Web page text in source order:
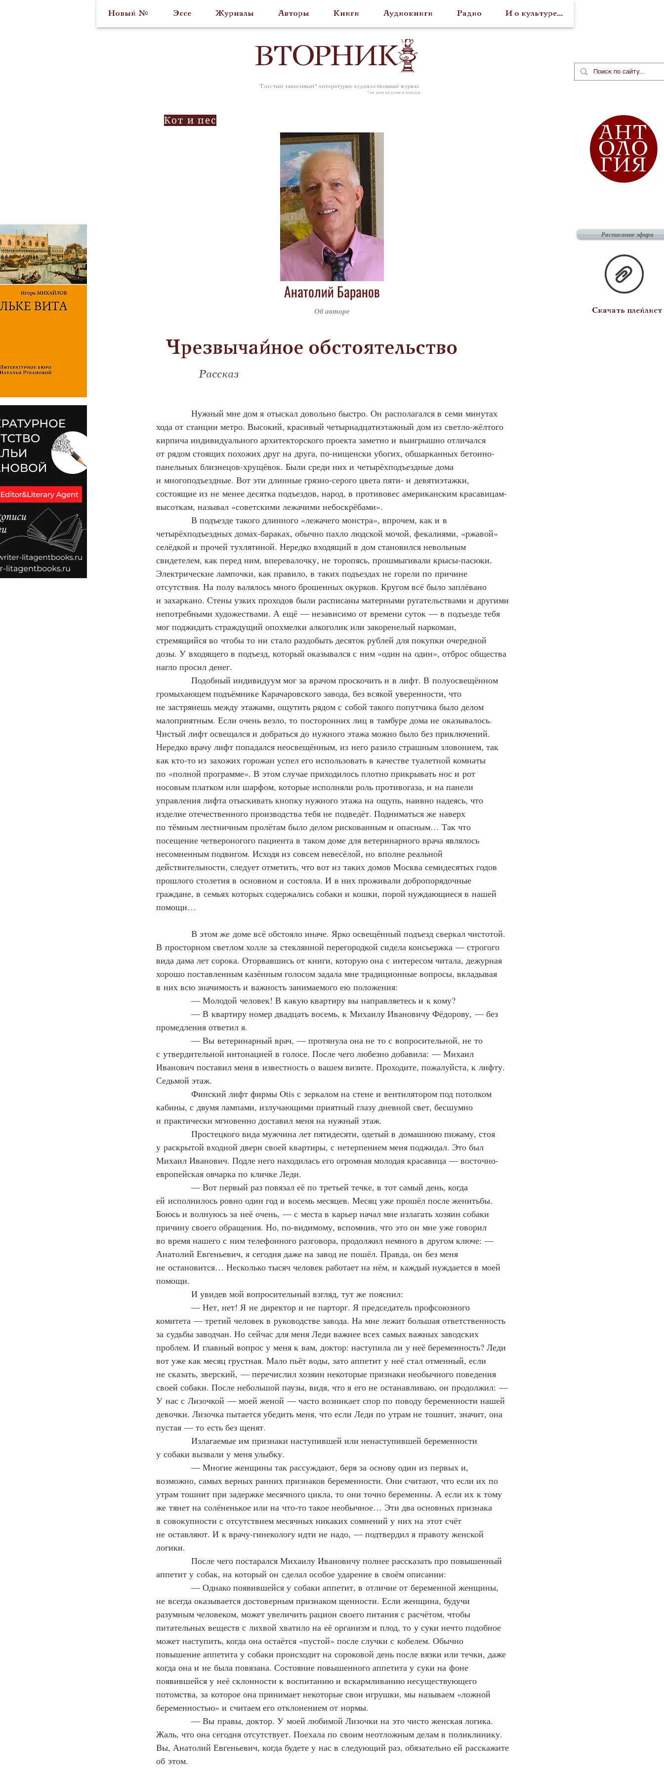
Новый № Эссе Журналы Авторы Книги Аудиокниги Радио И о культуре...
ВТОРНИК
Толстый зависимый* литературно-художественный журнал
* от дня недели и погоды
Кот и пес
Анатолий Баранов
Об авторе
Чрезвычайное обстоятельство
Рассказ
Нужный мне дом я отыскал довольно быстро. Он располагался в семи минутах
хода от станции метро. Высокий, красивый четырнадцатиэтажный дом из светло-жёлтого
кирпича индивидуального архитекторского проекта заметно и выигрышно отличался
от рядом стоящих похожих друг на друга, по-нищенски убогих, обшарканных бетонно-
панельных близнецов-хрущёвок. Были среди них и четырёхподъездные дома
и многоподъездные. Вот эти длинные грязно-серого цвета пяти- и девятиэтажки,
состоящие из не менее десятка подъездов, народ, в противовес американским красавицам-
высоткам, называл «советскими лежачими небоскрёбами».
В подъезде такого длинного «лежачего монстра», впрочем, как и в
четырёхподъездных домах-бараках, обычно пахло людской мочой, фекалиями, «ржавой»
селёдкой и прочей тухлятиной. Нередко входящий в дом становился невольным
свидетелем, как перед ним, вперевалочку, не торопясь, прошмыгивали крысы-пасюки.
Электрические лампочки, как правило, в таких подъездах не горели по причине
отсутствия. На полу валялось много брошенных окурков. Кругом всё было заплёвано
и захаркано. Стены узких проходов были расписаны матерными ругательствами и другими
непотребными художествами. А ещё — независимо от времени суток — в подъезде тебя
мог поджидать страждущий опохмелки алкоголик или закоренелый наркоман,
стремящийся во чтобы то ни стало раздобыть десяток рублей для покупки очередной
дозы. У входящего в подъезд, который оказывался с ним «один на один», отброс общества
нагло просил денег.
Подобный индивидуум мог за врачом проскочить и в лифт. В полуосвещённом
громыхающем подъёмнике Карачаровского завода, без всякой уверенности, что
не застрянешь между этажами, ощутить рядом с собой такого попутчика было делом
малоприятным. Если очень везло, то посторонних лиц в тамбуре дома не оказывалось.
Чистый лифт освещался и добраться до нужного этажа можно было без приключений.
Нередко врачу лифт попадался неосвещённым, из него разило страшным зловонием, так
как кто-то из захожих горожан успел его использовать в качестве туалетной комнаты
по «полной программе». В этом случае приходилось плотно прикрывать нос и рот
носовым платком или шарфом, которые исполняли роль противогаза, и на панели
управления лифта отыскивать кнопку нужного этажа на ощупь, наивно надеясь, что
изделие отечественного производства тебя не подведёт. Подниматься же наверх
по тёмным лестничным пролётам было делом рискованным и опасным… Так что
посещение четвероногого пациента в таком доме для ветеринарного врача являлось
несомненным подвигом. Исходя из совсем невесёлой, но вполне реальной
действительности, следует отметить, что вот из таких домов Москва семидесятых годов
прошлого столетия в основном и состояла. И в них проживали добропорядочные
граждане, в семьях которых содержались собаки и кошки, порой нуждающиеся в нашей
помощи…
В этом же доме всё обстояло иначе. Ярко освещённый подъезд сверкал чистотой.
В просторном светлом холле за стеклянной перегородкой сидела консьержка — строгого
вида дама лет сорока. Оторвавшись от книги, которую она с интересом читала, дежурная
хорошо поставленным казённым голосом задала мне традиционные вопросы, вкладывая
в них всю значимость и важность занимаемого ею положения:
— Молодой человек! В какую квартиру вы направляетесь и к кому?
— В квартиру номер двадцать восемь, к Михаилу Ивановичу Фёдорову, — без
промедления ответил я.
— Вы ветеринарный врач, — протянула она не то с вопросительной, не то
с утвердительной интонацией в голосе. После чего любезно добавила: — Михаил
Иванович поставил меня в известность о вашем визите. Проходите, пожалуйста, к лифту.
Седьмой этаж.
Финский лифт фирмы Otis с зеркалом на стене и вентилятором под потолком
кабины, с двумя лампами, излучающими приятный глазу дневной свет, бесшумно
и практически мгновенно доставил меня на нужный этаж.
Простецкого вида мужчина лет пятидесяти, одетый в домашнюю пижаму, стоя
у раскрытой входной двери своей квартиры, с нетерпением меня поджидал. Это был
Михаил Иванович. Подле него находилась его огромная молодая красавица — восточно-
европейская овчарка по кличке Леди.
— Вот первый раз повязал её по третьей течке, в тот самый день, когда
ей исполнилось ровно один год и восемь месяцев. Месяц уже прошёл после женитьбы.
Боюсь и волнуюсь за неё очень, — с места в карьер начал мне излагать хозяин собаки
причину своего обращения. Но, по-видимому, вспомнив, что это он мне уже говорил
во время нашего с ним телефонного разговора, продолжил немного в другом ключе: —
Анатолий Евгеньевич, я сегодня даже на завод не пошёл. Правда, он без меня
не остановится… Несколько тысяч человек работает на нём, и каждый нуждается в моей
помощи.
И увидев мой вопросительный взгляд, тут же пояснил:
— Нет, нет! Я не директор и не парторг. Я председатель профсоюзного
комитета — третий человек в руководстве завода. На мне лежит большая ответственность
за судьбы заводчан. Но сейчас для меня Леди важнее всех самых важных заводских
проблем. И главный вопрос у меня к вам, доктор: наступила ли у неё беременность? Леди
вот уже как месяц грустная. Мало пьёт воды, зато аппетит у неё стал отменный, если
не сказать, зверский, — перечислил хозяин некоторые признаки необычного поведения
своей собаки. После небольшой паузы, видя, что я его не останавливаю, он продолжил: —
У нас с Лизочкой — моей женой — часто возникает спор по поводу беременности нашей
девочки. Лизочка пытается убедить меня, что если Леди по утрам не тошнит, значит, она
пустая — то есть без щенят.
Излагаемые им признаки наступившей или ненаступившей беременности
у собаки вызвали у меня улыбку.
— Многие женщины так рассуждают, беря за основу один из первых и,
возможно, самых верных ранних признаков беременности. Они считают, что если их по
утрам тошнит при задержке месячного цикла, то они точно беременны. А если их к тому
же тянет на солёненькое или на что-то такое необычное… Эти два основных признака
в совокупности с отсутствием месячных никаких сомнений у них на этот счёт
не оставляют. И к врачу-гинекологу идти не надо, — подтвердил я правоту женской
логики.
После чего постарался Михаилу Ивановичу полнее рассказать про повышенный
аппетит у собак, на который он сделал особое ударение в своём описании:
— Однако появившейся у собаки аппетит, в отличие от беременной женщины,
не всегда оказывается достоверным признаком щенности. Если женщина, будучи
разумным человеком, может увеличить рацион своего питания с расчётом, чтобы
питательных веществ с лихвой хватило на её организм и плод, то у суки нечто подобное
может наступить, когда она остаётся «пустой» после случки с кобелем. Обычно
повышение аппетита у собаки происходит на сороковой день после вязки или течки, даже
когда она и не была повязана. Состояние повышенного аппетита у суки на фоне
появившейся у неё склонности к воспитанию и вскармливанию несуществующего
потомства, за которое она принимает некоторые свои игрушки, мы называем «ложной
беременностью» и считаем его отклонением от нормы.
— Вы правы, доктор. У моей любимой Лизочки на это чисто женская логика.
Жаль, что она сегодня отсутствует. Поехала по своим неотложным делам в поликлинику.
Вы, Анатолий Евгеньевич, когда будете у нас в следующий раз, обязательно ей расскажите
об этом.
Расписание эфира
Скачать плейлист